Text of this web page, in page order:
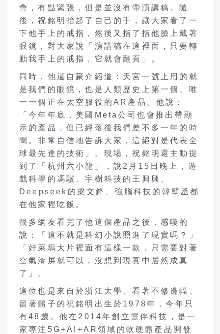
會，有點緊張，但是並沒有帶演講稿。隨
後，祝銘明抬起了自己的手，讓大家看了一
下他手上的戒指，然後又指了指他臉上戴著
眼鏡，對大家說「演講稿在這裡面，只要轉
動我手上的戒指，它就會翻頁」。
同時，他還自豪介紹道：天宮一號上用的就
是我們的眼鏡，也是人類歷史上第一個、唯
一一個正在太空服役的AR產品。他說：
「今年年底，美國Meta公司也會推出帶顯
示的產品，但已經落後我們差不多一年的時
間。非常自信地告訴大家，這絕對是代表全
球最先進的技術」。現場，祝銘明還主動提
到了「杭州六小龍」，說2月15日晚上，遊
戲科學的馮驥、宇樹科技的王興興、
Deepseek的梁文鋒、強腦科技的韓壁丞都
在他家裡吃飯。
很多網友看完了他這個產品之後，感嘆的
說：「這不就是科幻小說照進了現實嗎？」
「好萊塢大片裡面有這樣一款，只需要對著
空氣滑屏就可以，沒想到現實中居然成真
了」。
這位也是來自於浙江大學、看著不修邊幅、
留著鬍子的祝銘明出生於1978年，今年只
有48歲。他在2014年創立靈伴科技，是一
家專注5G+AI+AR領域的軟硬體產品開發